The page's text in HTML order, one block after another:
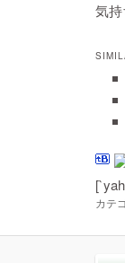
気
カテ